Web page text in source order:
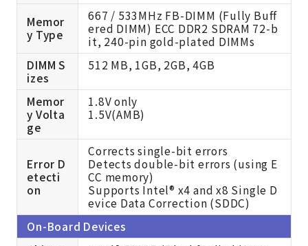
Memor
y Type
667 / 533MHz FB-DIMM (Fully Buff
ered DIMM) ECC DDR2 SDRAM 72-b
it, 240-pin gold-plated DIMMs
DIMM S
izes
512 MB, 1GB, 2GB, 4GB
Memor
y Volta
ge
1.8V only
1.5V(AMB)
Error D
etecti
on
Corrects single-bit errors
Detects double-bit errors (using E
CC memory)
Supports Intel® x4 and x8 Single D
evice Data Correction (SDDC)
On-Board Devices